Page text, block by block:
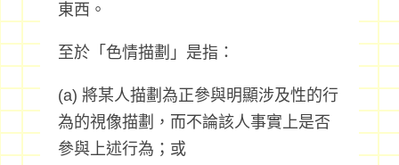
東西。
至於「色情描劃」是指：
(a) 將某人描劃為正參與明顯涉及性的行
為的視像描劃，而不論該人事實上是否
參與上述行為；或